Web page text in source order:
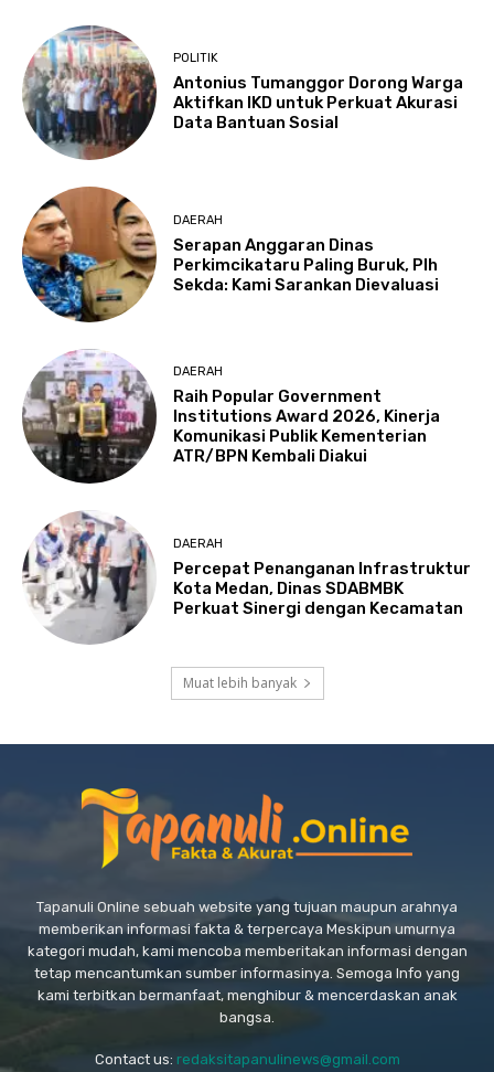
POLITIK
Antonius Tumanggor Dorong Warga
Aktifkan IKD untuk Perkuat Akurasi
Data Bantuan Sosial
DAERAH
Serapan Anggaran Dinas
Perkimcikataru Paling Buruk, Plh
Sekda: Kami Sarankan Dievaluasi
DAERAH
Raih Popular Government
Institutions Award 2026, Kinerja
Komunikasi Publik Kementerian
ATR/BPN Kembali Diakui
DAERAH
Percepat Penanganan Infrastruktur
Kota Medan, Dinas SDABMBK
Perkuat Sinergi dengan Kecamatan
Muat lebih banyak
Tapanuli Online sebuah website yang tujuan maupun arahnya
memberikan informasi fakta & terpercaya Meskipun umurnya
kategori mudah, kami mencoba memberitakan informasi dengan
tetap mencantumkan sumber informasinya. Semoga Info yang
kami terbitkan bermanfaat, menghibur & mencerdaskan anak
bangsa.
Contact us: redaksitapanulinews@gmail.com